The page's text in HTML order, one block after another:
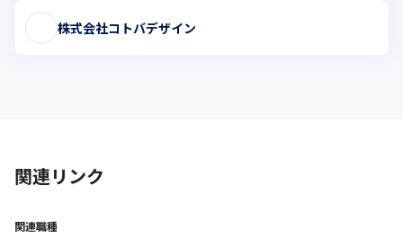
株式会社コトバデザイン
関連リンク
関連職種